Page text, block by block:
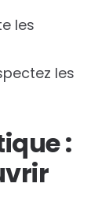
les
les
: